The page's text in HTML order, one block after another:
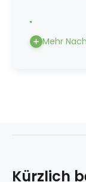
Mehr
Kürzlich